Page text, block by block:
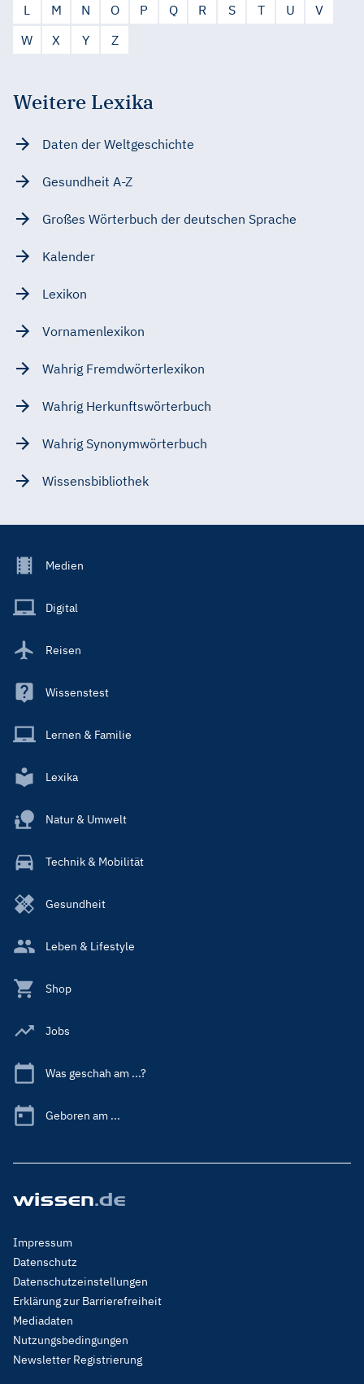
L
M N O P Q R S T U
V
W
X Y Z
Weitere Lexika
Daten der Weltgeschichte
Gesundheit A-Z
Großes Wörterbuch der deutschen Sprache
Kalender
Lexikon
Vornamenlexikon
Wahrig Fremdwörterlexikon
Wahrig Herkunftswörterbuch
Wahrig Synonymwörterbuch
Wissensbibliothek
Footer
Main
Medien
Digital
Reisen
Wissenstest
Lernen & Familie
Lexika
Natur & Umwelt
Technik & Mobilität
Gesundheit
Leben & Lifestyle
Shop
Jobs
Was geschah am ...?
Geboren am ...
Footer
Menu
Legal
Impressum
Datenschutz
Datenschutzeinstellungen
Erklärung zur Barrierefreiheit
Mediadaten
Nutzungsbedingungen
Newsletter Registrierung